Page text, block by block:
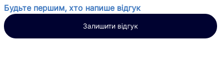
Будьте першим, хто напише відгук
Залишити відгук